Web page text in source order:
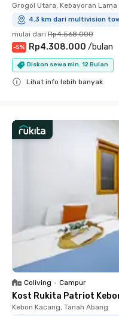
Grogol Utara, Kebayoran Lama
4.3 km dari multivision
mulai dari Rp4.568.000
-5% Rp4.308.000 /bulan
Diskon sewa min. 12 Bulan
Lihat info lebih banyak
Coliving • Campur
Kost Rukita Patriot
Kebon Kacang, Tanah Abang